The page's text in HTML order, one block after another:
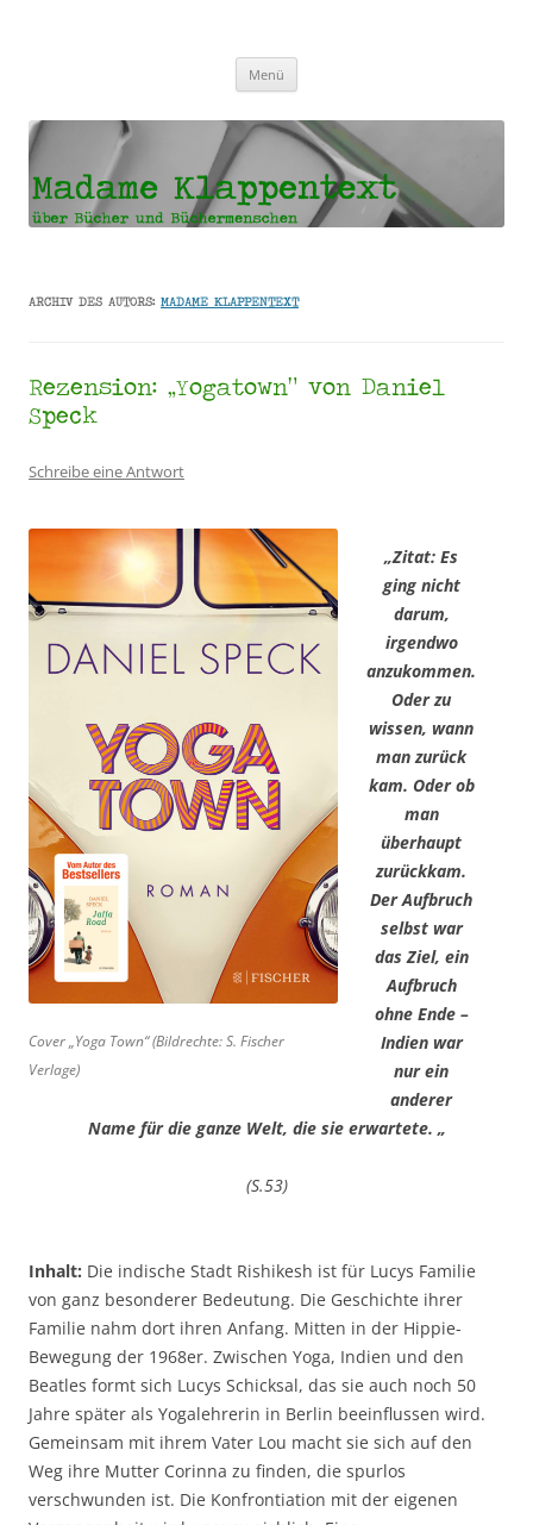
Menü
ARCHIV DES AUTORS: MADAME KLAPPENTEXT
Rezension: „Yogatown“ von Daniel
Speck
Schreibe eine Antwort
Cover „Yoga Town“ (Bildrechte: S. Fischer
Verlage)
„Zitat: Es
ging nicht
darum,
irgendwo
anzukommen.
Oder zu
wissen, wann
man zurück
kam. Oder ob
man
überhaupt
zurückkam.
Der Aufbruch
selbst war
das Ziel, ein
Aufbruch
ohne Ende –
Indien war
nur ein
anderer
Name für die ganze Welt, die sie erwartete. „
(S.53)
Inhalt: Die indische Stadt Rishikesh ist für Lucys Familie
von ganz besonderer Bedeutung. Die Geschichte ihrer
Familie nahm dort ihren Anfang. Mitten in der Hippie-
Bewegung der 1968er. Zwischen Yoga, Indien und den
Beatles formt sich Lucys Schicksal, das sie auch noch 50
Jahre später als Yogalehrerin in Berlin beeinflussen wird.
Gemeinsam mit ihrem Vater Lou macht sie sich auf den
Weg ihre Mutter Corinna zu finden, die spurlos
verschwunden ist. Die Konfrontiation mit der eigenen